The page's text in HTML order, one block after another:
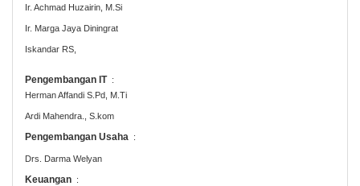
Ir. Achmad Huzairin, M.Si
Ir. Marga Jaya Diningrat
Iskandar RS,
Pengembangan IT :
Herman Affandi S.Pd, M.Ti
Ardi Mahendra., S.kom
Pengembangan Usaha :
Drs. Darma Welyan
Keuangan :